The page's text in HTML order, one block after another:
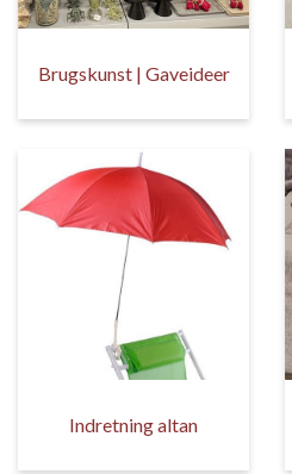
Brugskunst | Gaveideer
Indretning altan